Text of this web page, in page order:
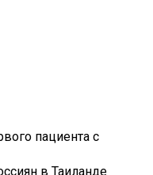
пациента с
в Таиланде